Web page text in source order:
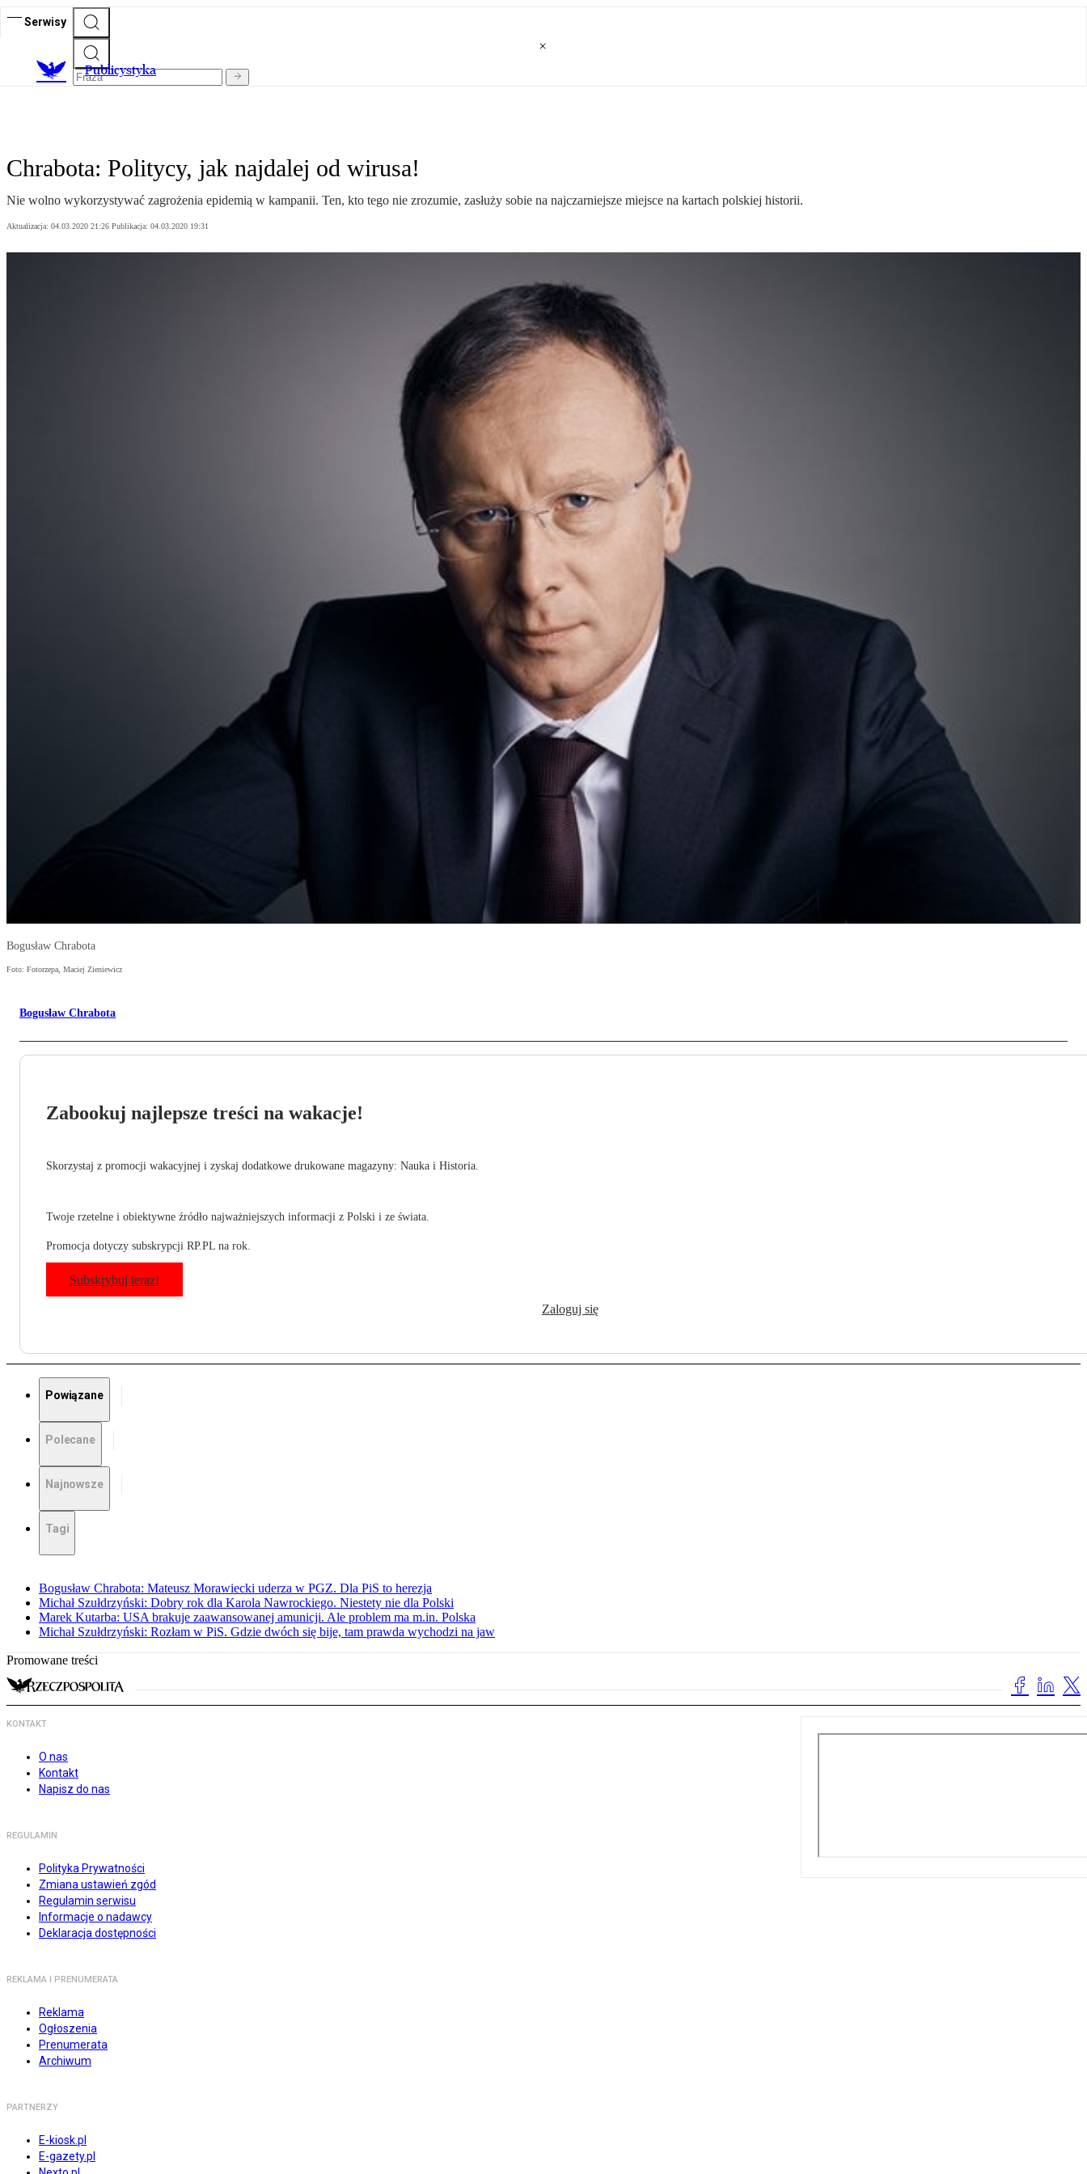
Serwisy
Publicystyka
Chrabota: Politycy, jak najdalej od wirusa!
Nie wolno wykorzystywać zagrożenia epidemią w kampanii. Ten, kto tego nie zrozumie, zasłuży sobie na najczarniejsze miejsce na kartach polskiej historii.
Aktualizacja: 04.03.2020 21:26 Publikacja: 04.03.2020 19:31
Bogusław Chrabota
Foto: Fotorzepa, Maciej Zieniewicz
Bogusław Chrabota
Zabookuj najlepsze treści na wakacje!
Skorzystaj z promocji wakacyjnej i zyskaj dodatkowe drukowane magazyny: Nauka i Historia.
Twoje rzetelne i obiektywne źródło najważniejszych informacji z Polski i ze świata.
Promocja dotyczy subskrypcji RP.PL na rok.
Subskrybuj teraz!
Zaloguj się
Powiązane
Polecane
Najnowsze
Tagi
Bogusław Chrabota: Mateusz Morawiecki uderza w PGZ. Dla PiS to herezja
Michał Szułdrzyński: Dobry rok dla Karola Nawrockiego. Niestety nie dla Polski
Marek Kutarba: USA brakuje zaawansowanej amunicji. Ale problem ma m.in. Polska
Michał Szułdrzyński: Rozłam w PiS. Gdzie dwóch się bije, tam prawda wychodzi na jaw
Promowane treści
KONTAKT
O nas
Kontakt
Napisz do nas
REGULAMIN
Polityka Prywatności
Zmiana ustawień zgód
Regulamin serwisu
Informacje o nadawcy
Deklaracja dostępności
REKLAMA I PRENUMERATA
Reklama
Ogłoszenia
Prenumerata
Archiwum
PARTNERZY
E-kiosk.pl
E-gazety.pl